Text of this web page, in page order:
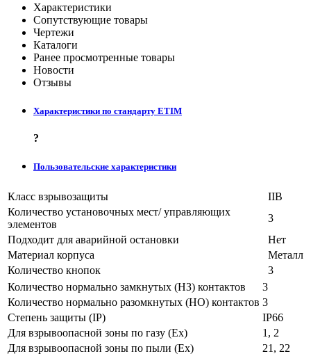
Характеристики
Сопутствующие товары
Чертежи
Каталоги
Ранее просмотренные товары
Новости
Отзывы
Характеристики по стандарту ETIM
?
Пользовательские характеристики
Класс взрывозащиты
IIB
Количество установочных мест/ управляющих
элементов
3
Подходит для аварийной остановки
Нет
Материал корпуса
Металл
Количество кнопок
3
Количество нормально замкнутых (НЗ) контактов
3
Количество нормально разомкнутых (НО) контактов 3
Степень защиты (IP)
IP66
Для взрывоопасной зоны по газу (Ex)
1, 2
Для взрывоопасной зоны по пыли (Ex)
21, 22